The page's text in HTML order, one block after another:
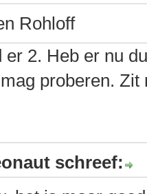
Rohloff
er 2. Heb er nu
proberen.
schreef: